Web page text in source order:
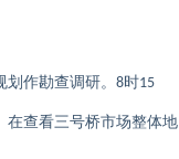
作勘查调研。 8时15
在查看三号桥市场整体地